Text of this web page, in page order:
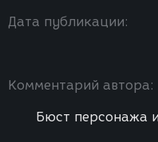
Дата публикации:
Комментарий автора:
Бюст персонажа